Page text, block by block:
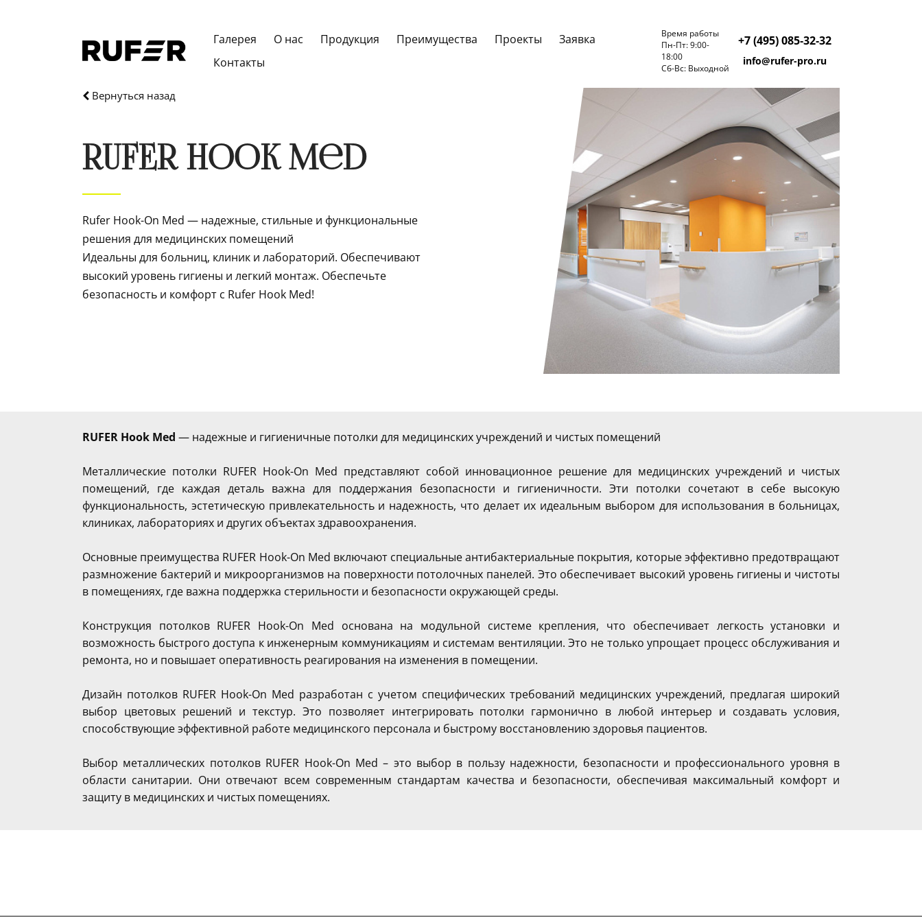
Галерея О нас Продукция Преимущества Проекты
Заявка
Контакты
Время работы
Пн-Пт: 9:00-
18:00
Cб-Вс: Выходной
+7 (495) 085‑32‑32
info@rufer-pro.ru
Вернуться назад
RUFER Hook Med
Rufer Hook-On Med — надежные, стильные и функциональные
решения для медицинских помещений
Идеальны для больниц, клиник и лабораторий. Обеспечивают
высокий уровень гигиены и легкий монтаж. Обеспечьте
безопасность и комфорт с Rufer Hook Med!
RUFER Hook Med — надежные и гигиеничные потолки для медицинских учреждений и чистых помещений
Металлические потолки RUFER Hook-On Med представляют собой инновационное решение для медицинских учреждений и чистых
помещений, где каждая деталь важна для поддержания безопасности и гигиеничности. Эти потолки сочетают в себе высокую
функциональность, эстетическую привлекательность и надежность, что делает их идеальным выбором для использования в больницах,
клиниках, лабораториях и других объектах здравоохранения.
Основные преимущества RUFER Hook-On Med включают специальные антибактериальные покрытия, которые эффективно предотвращают
размножение бактерий и микроорганизмов на поверхности потолочных панелей. Это обеспечивает высокий уровень гигиены и чистоты
в помещениях, где важна поддержка стерильности и безопасности окружающей среды.
Конструкция потолков RUFER Hook-On Med основана на модульной системе крепления, что обеспечивает легкость установки и
возможность быстрого доступа к инженерным коммуникациям и системам вентиляции. Это не только упрощает процесс обслуживания и
ремонта, но и повышает оперативность реагирования на изменения в помещении.
Дизайн потолков RUFER Hook-On Med разработан с учетом специфических требований медицинских учреждений, предлагая широкий
выбор цветовых решений и текстур. Это позволяет интегрировать потолки гармонично в любой интерьер и создавать условия,
способствующие эффективной работе медицинского персонала и быстрому восстановлению здоровья пациентов.
Выбор металлических потолков RUFER Hook-On Med – это выбор в пользу надежности, безопасности и профессионального уровня в
области санитарии. Они отвечают всем современным стандартам качества и безопасности, обеспечивая максимальный комфорт и
защиту в медицинских и чистых помещениях.